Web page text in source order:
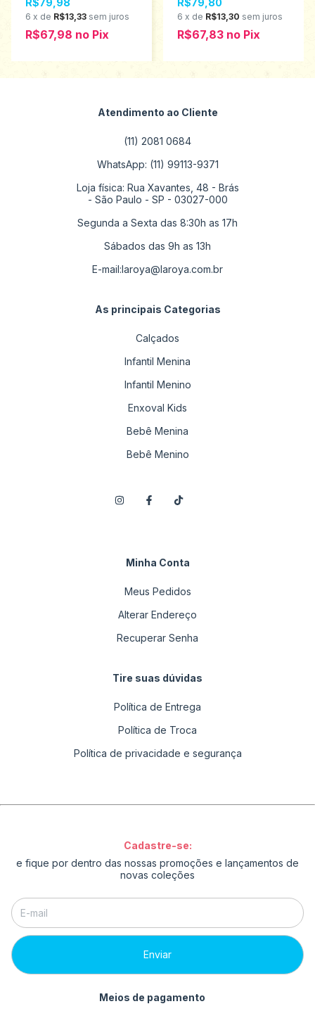
R$79,98
6 x de R$13,33 sem juros
R$67,98 no Pix
0120230
R$79,80
6 x de R$13,30 sem juros
R$67,83 no Pix
Atendimento ao Cliente
(11) 2081 0684
WhatsApp: (11) 99113-9371
Loja física: Rua Xavantes, 48 - Brás
- São Paulo - SP - 03027-000
Segunda a Sexta das 8:30h as 17h
Sábados das 9h as 13h
E-mail:laroya@laroya.com.br
As principais Categorias
Calçados
Infantil Menina
Infantil Menino
Enxoval Kids
Bebê Menina
Bebê Menino
Minha Conta
Meus Pedidos
Alterar Endereço
Recuperar Senha
Tire suas dúvidas
Política de Entrega
Política de Troca
Política de privacidade e segurança
Cadastre-se:
e fique por dentro das nossas promoções e lançamentos de
novas coleções
Meios de pagamento